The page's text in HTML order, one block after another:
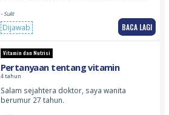
- Sulit
Dijawab BACA LAGI
Vitamin dan Nutrisi
Pertanyaan tentang vitamin
4 tahun
Salam sejahtera doktor, saya wanita
berumur 27 tahun.